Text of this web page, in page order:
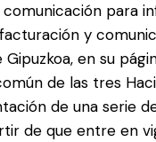
para
y
en su
de las tres
de una serie
de que entre en